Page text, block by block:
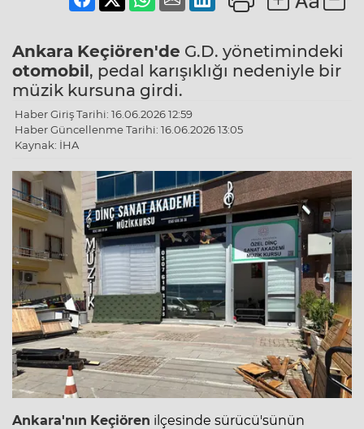
Ankara Keçiören'de G.D. yönetimindeki
otomobil, pedal karışıklığı nedeniyle bir
müzik kursuna girdi.
Haber Giriş Tarihi: 16.06.2026 12:59
Haber Güncellenme Tarihi: 16.06.2026 13:05
Kaynak: İHA
Ankara'nın Keçiören ilçesinde sürücü'sünün